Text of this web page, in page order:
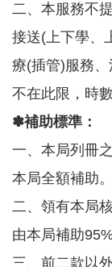
住
民
善
區
N
e
w
m
m
i
r
n
二、本服務不
接送(上下學、
療(插管)服務
不在此限，時
✽補助標準：
一、本局列冊
本局全額補助。
二、領有本局
由本局補助
三、前二款以